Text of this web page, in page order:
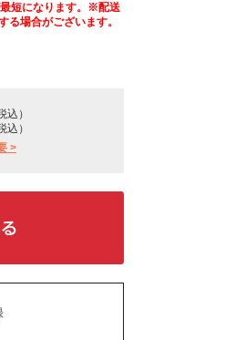
短になります。※配送
る場合がございます。
込）
込）
>